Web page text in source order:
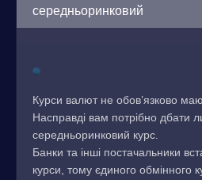
середньоринковий
Курси валют не обов’язково
Насправді вам потрібно дбати
середньоринковий курс.
Банки та інші постачальники
курси, тому єдиного обмінного